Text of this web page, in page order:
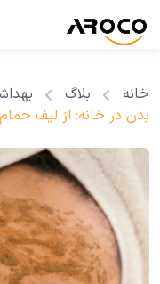
خانه بلاگ
بدن در خانه: از لیف